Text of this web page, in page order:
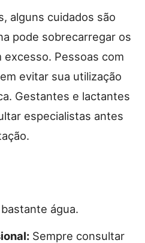
alguns cuidados são
pode sobrecarregar os
excesso. Pessoas com
evitar sua utilização
Gestantes e lactantes
especialistas antes
água.
Sempre consultar